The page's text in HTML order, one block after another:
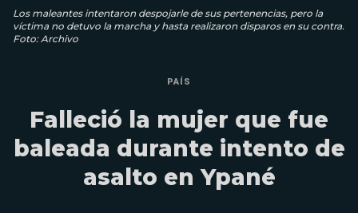
Los maleantes intentaron despojarle de sus pertenencias, pero la
víctima no detuvo la marcha y hasta realizaron disparos en su contra.
Foto: Archivo
PAÍS
Falleció la mujer que fue
baleada durante intento de
asalto en Ypané